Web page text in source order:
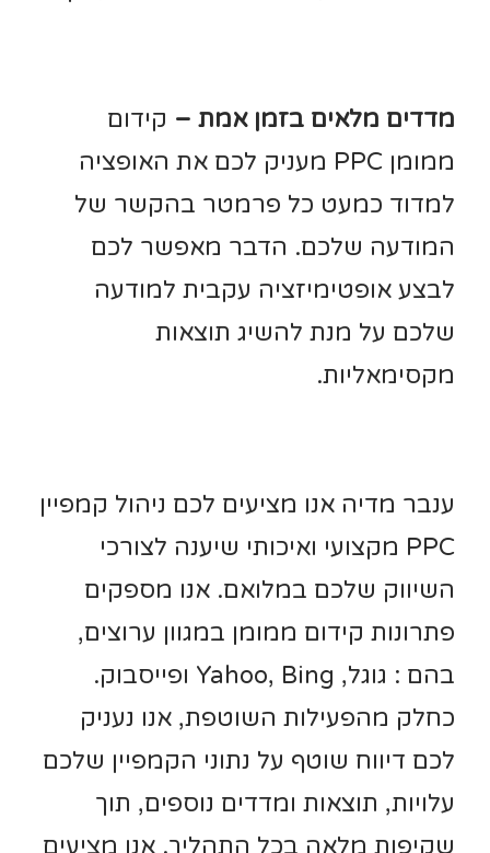
מדדים מלאים בזמן אמת –קידום
ממומן PPC מעניק לכם את האופציה
למדוד כמעט כל פרמטר בהקשר של
המודעה שלכם. הדבר מאפשר לכם
לבצע אופטימיזציה עקבית למודעה
שלכם על מנת להשיג תוצאות
מקסימאליות.
ענבר מדיה אנו מציעים לכם ניהול קמפיין
PPC מקצועי ואיכותי שיענה לצורכי
השיווק שלכם במלואם. אנו מספקים
פתרונות קידום ממומן במגוון ערוצים,
בהם : גוגל, Yahoo, Bing ופייסבוק.
כחלק מהפעילות השוטפת, אנו נעניק
לכם דיווח שוטף על נתוני הקמפיין שלכם
עלויות, תוצאות ומדדים נוספים, תוך
שקיפות מלאה בכל התהליך. אנו מציעים